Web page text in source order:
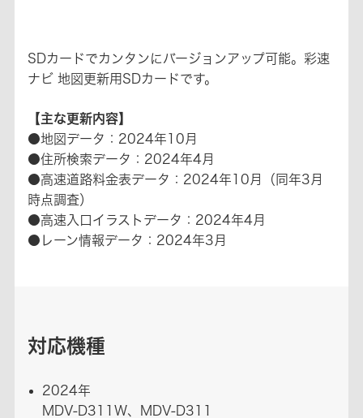
SDカードでカンタンにバージョンアップ可能。彩速
ナビ 地図更新用SDカードです。
【主な更新内容】
●地図データ：2024年10月
●住所検索データ：2024年4月
●高速道路料金表データ：2024年10月（同年3月
時点調査）
●高速入口イラストデータ：2024年4月
●レーン情報データ：2024年3月
対応機種
2024年
MDV-D311W、MDV-D311